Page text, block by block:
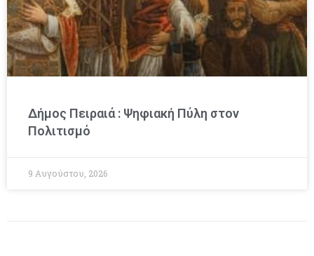
Δήμος Πειραιά : Ψηφιακή Πύλη στον
Πολιτισμό
9 Αυγούστου, 2026